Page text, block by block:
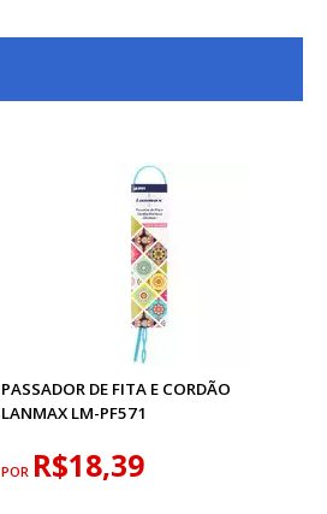
PASSADOR DE FITA E CORDÃO
LANMAX LM-PF571
POR R$18,39